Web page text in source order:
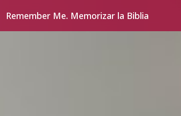
Remember Me. Memorizar la Biblia